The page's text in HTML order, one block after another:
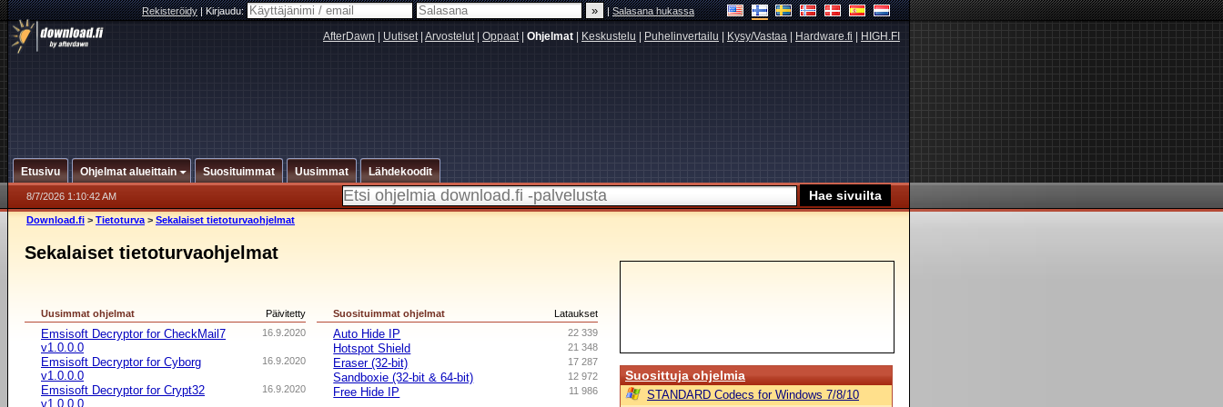
Rekisteröidy|Kirjaudu: |Salasana hukassa
AfterDawn Uutiset| Arvostelut| Oppaat| Ohjelmat Keskustelu Puhelinvertailu Kysy/Vastaa Hardware.fi HIGH.FI
Etusivu Ohjelmat alueittain Suosituimmat Uusimmat Lähdekoodit
8/7/2026 1:10:42 AM
Download.fi > Tietoturva > Sekalaiset tietoturvaohjelmat
Sekalaiset tietoturvaohjelmat
Päivitetty
Uusimmat ohjelmat
16.9.2020
Emsisoft Decryptor for CheckMail7
v1.0.0.0
16.9.2020
Emsisoft Decryptor for Cyborg
v1.0.0.0
16.9.2020
Emsisoft Decryptor for Crypt32
v1.0.0.0
Lataukset
Suosituimmat ohjelmat
22 339
Auto Hide IP
21 348
Hotspot Shield
17 287
Eraser (32-bit)
12 972
Sandboxie (32-bit & 64-bit)
11 986
Free Hide IP
Suosittuja ohjelmia
STANDARD Codecs for Windows 7/8/10